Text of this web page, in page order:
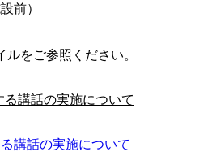
前）
をご参照ください。
講話の実施について
講話の実施について